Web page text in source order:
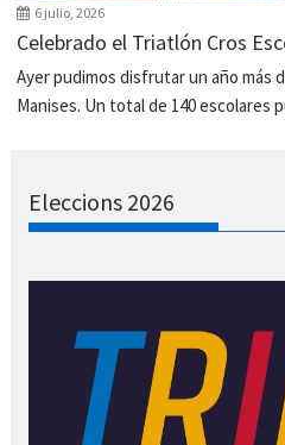
6 julio, 2026
Celebrado el Triatlón Cros
Ayer pudimos disfrutar un año más
Manises. Un total de 140 escolares
Eleccions 2026